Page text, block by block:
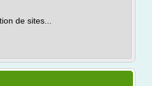
de sites...